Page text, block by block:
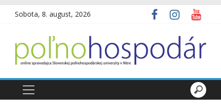
Sobota, 8. august, 2026